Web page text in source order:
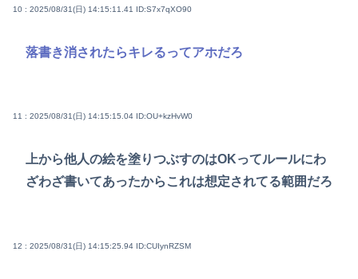
10 : 2025/08/31(日) 14:15:11.41 ID:S7x7qXO90
落書き消されたらキレるってアホだろ
11 : 2025/08/31(日) 14:15:15.04 ID:OU+kzHvW0
上から他人の絵を塗りつぶすのはOKってルールにわ
ざわざ書いてあったからこれは想定されてる範囲だろ
12 : 2025/08/31(日) 14:15:25.94 ID:CUIynRZSM